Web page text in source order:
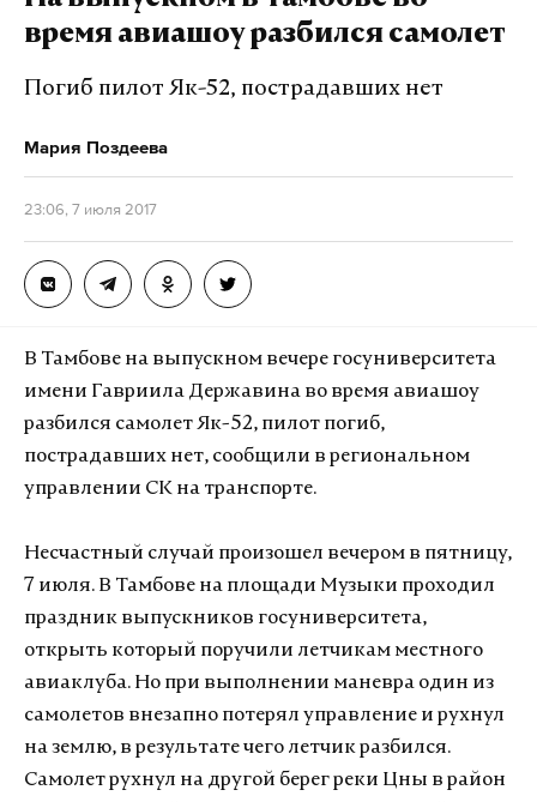
время авиашоу разбился самолет
Погиб пилот Як-52, пострадавших нет
Мария Поздеева
23:06, 7 июля 2017
В Тамбове на выпускном вечере госуниверситета
имени Гавриила Державина во время авиашоу
разбился самолет Як-52, пилот погиб,
пострадавших нет, сообщили в региональном
управлении СК на транспорте.
Несчастный случай произошел вечером в пятницу,
7 июля. В Тамбове на площади Музыки проходил
праздник выпускников госуниверситета,
открыть который поручили летчикам местного
авиаклуба. Но при выполнении маневра один из
самолетов внезапно потерял управление и рухнул
на землю, в результате чего летчик разбился.
Самолет рухнул на другой берег реки Цны в район